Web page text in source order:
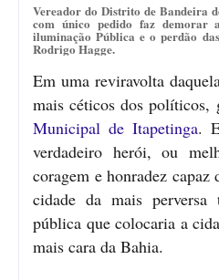
Vereador do Distrito de Bandeira
com único pedido faz demorar
iluminação Pública e o perdão
Rodrigo Hagge.
Em uma reviravolta
mais céticos dos políticos,
Municipal de Itapetinga.
verdadeiro herói, ou
coragem e honradez
cidade da mais perversa
pública que colocaria a
mais cara da Bahia.